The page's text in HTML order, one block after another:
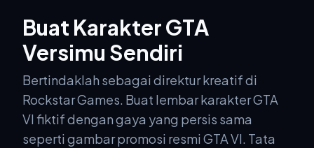
Buat Karakter GTA
Versimu Sendiri
Bertindaklah sebagai direktur kreatif di
Rockstar Games. Buat lembar karakter GTA
VI fiktif dengan gaya yang persis sama
seperti gambar promosi resmi GTA VI. Tata